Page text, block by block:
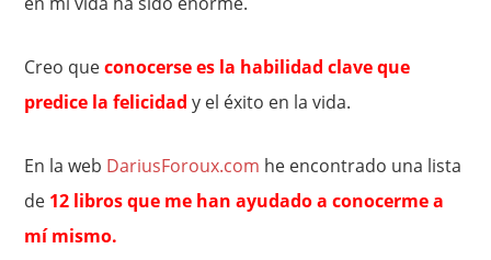
Creo queconocerse es la habilidad clave que
predice la felicidad y el éxito en la vida.
En la web DariusForoux.com he encontrado una lista
de 12 libros que me han ayudado a conocerme a
mí mismo.